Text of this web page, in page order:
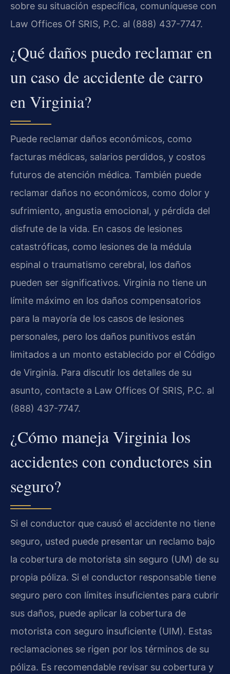
sobre su situación específica, comuníquese con
Law Offices Of SRIS, P.C. al (888) 437-7747.
¿Qué daños puedo reclamar en
un caso de accidente de carro
en Virginia?
Puede reclamar daños económicos, como
facturas médicas, salarios perdidos, y costos
futuros de atención médica. También puede
reclamar daños no económicos, como dolor y
sufrimiento, angustia emocional, y pérdida del
disfrute de la vida. En casos de lesiones
catastróficas, como lesiones de la médula
espinal o traumatismo cerebral, los daños
pueden ser significativos. Virginia no tiene un
límite máximo en los daños compensatorios
para la mayoría de los casos de lesiones
personales, pero los daños punitivos están
limitados a un monto establecido por el Código
de Virginia. Para discutir los detalles de su
asunto, contacte a Law Offices Of SRIS, P.C. al
(888) 437-7747.
¿Cómo maneja Virginia los
accidentes con conductores sin
seguro?
Si el conductor que causó el accidente no tiene
seguro, usted puede presentar un reclamo bajo
la cobertura de motorista sin seguro (UM) de su
propia póliza. Si el conductor responsable tiene
seguro pero con límites insuficientes para cubrir
sus daños, puede aplicar la cobertura de
motorista con seguro insuficiente (UIM). Estas
reclamaciones se rigen por los términos de su
póliza. Es recomendable revisar su cobertura y